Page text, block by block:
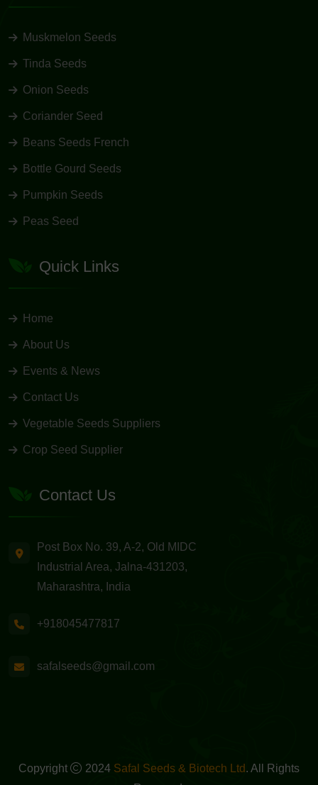
Muskmelon Seeds
Tinda Seeds
Onion Seeds
Coriander Seed
Beans Seeds French
Bottle Gourd Seeds
Pumpkin Seeds
Peas Seed
Quick Links
Home
About Us
Events & News
Contact Us
Vegetable Seeds Suppliers
Crop Seed Supplier
Contact Us
Post Box No. 39, A-2, Old MIDC
Industrial Area, Jalna-431203,
Maharashtra, India
+918045477817
safalseeds@gmail.com
Copyright 2024 Safal Seeds & Biotech Ltd. All Rights